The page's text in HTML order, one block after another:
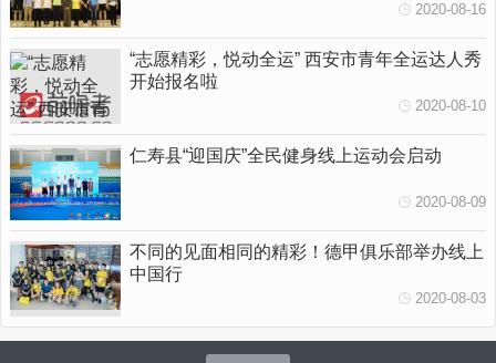
2020-08-16
“志愿精彩，悦动全运” 西安市青年全运达人秀
开始报名啦
2020-08-10
仁寿县“迎国庆”全民健身线上运动会启动
2020-08-09
不同的见面相同的精彩！德甲俱乐部举办线上
中国行
2020-08-03